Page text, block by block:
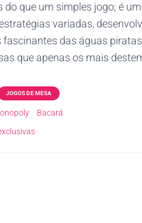
do que um simples jogo; é
variadas,
das águas
que apenas os mais
JOGOS DE MESA
Bacará